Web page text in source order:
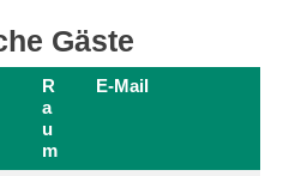
Gäste
R
a
u
m
E-Mail